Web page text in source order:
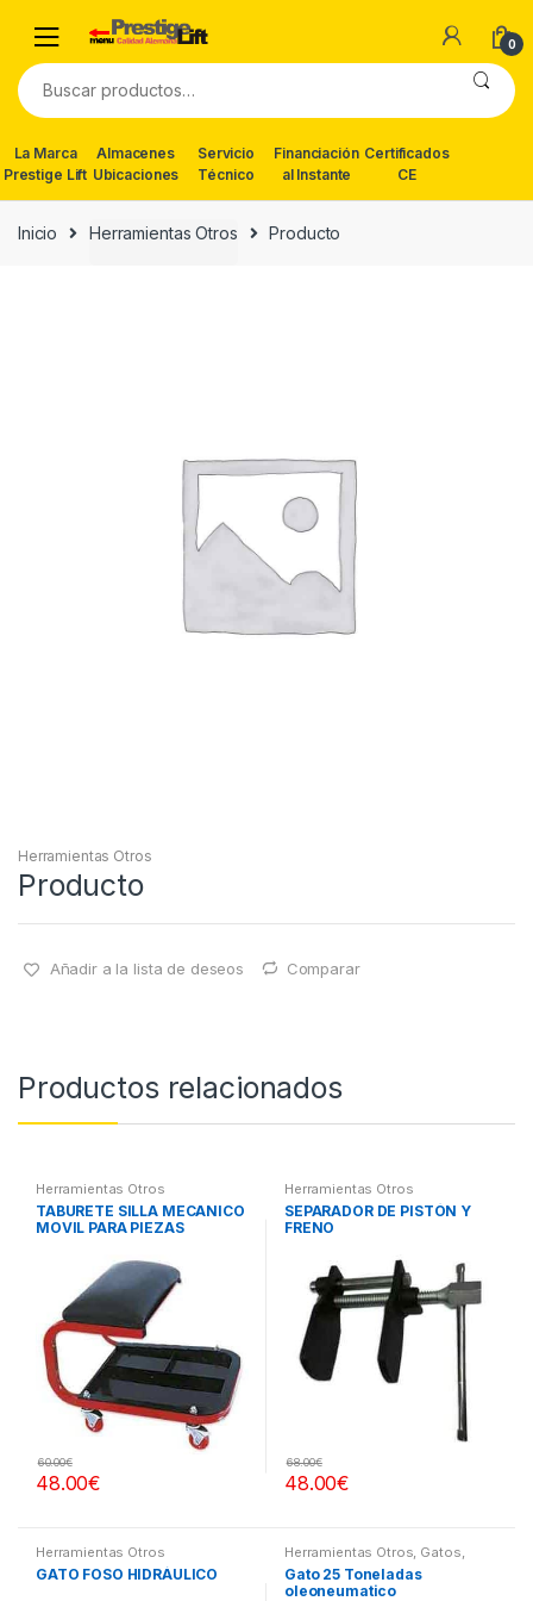
navigation
content
0
Buscar
por:
La Marca
Prestige Lift
Almacenes
Ubicaciones
Servicio
Técnico
Financiación
al Instante
Certificados
CE
Inicio Herramientas Otros Producto
Herramientas Otros
Producto
Añadir a la lista de deseos Comparar
Productos relacionados
Herramientas Otros
TABURETE SILLA MECANICO
MOVIL PARA PIEZAS
48.00€
60.00€
Herramientas Otros
SEPARADOR DE PISTÓN Y
FRENO
48.00€
68.00€
Herramientas Otros
GATO FOSO HIDRÁULICO
Herramientas Otros, Gatos,
Soportes y Hidraulica
Gato 25 Toneladas
oleoneumatico